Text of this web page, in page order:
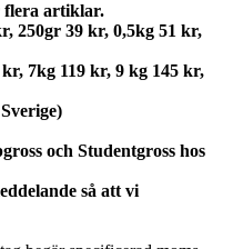
flera artiklar.
250gr 39 kr, 0,5kg 51 kr,
7kg 119 kr, 9 kg 145 kr,
och Studentgross hos
så att vi